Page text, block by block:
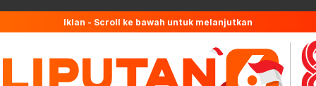
Iklan - Scroll ke bawah untuk melanjutkan